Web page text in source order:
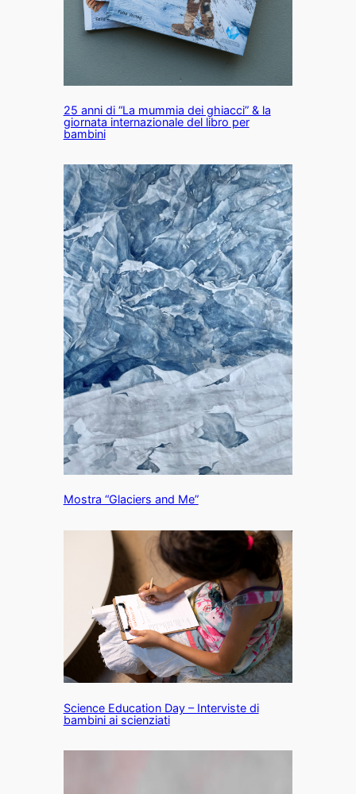
25 anni di “La mummia dei ghiacci” & la
giornata internazionale del libro per
bambini
Mostra “Glaciers and Me”
Science Education Day – Interviste di
bambini ai scienziati